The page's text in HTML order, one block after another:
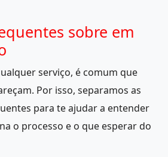
sobre em
serviço, é comum que
Por isso, separamos as
para te ajudar a entender
o processo e o que esperar do